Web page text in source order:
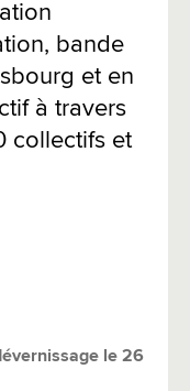
bande
et en
à travers
collectifs et
le 26